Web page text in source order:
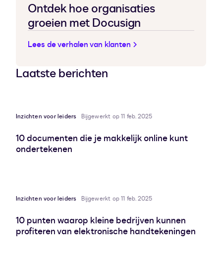
Ontdek hoe organisaties
groeien met Docusign
Lees de verhalen van klanten
Laatste berichten
Inzichten voor leiders Bijgewerkt op 11 feb. 2025
10 documenten die je makkelijk online kunt
ondertekenen
Inzichten voor leiders Bijgewerkt op 11 feb. 2025
10 punten waarop kleine bedrijven kunnen
profiteren van elektronische handtekeningen